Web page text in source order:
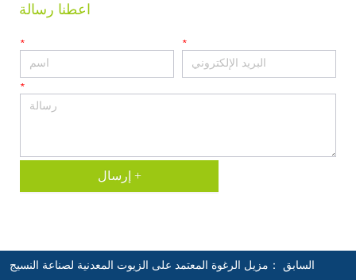
اعطنا رسالة
* *
*
إرسال +
السابق ： مزيل الرغوة المعتمد على الزيوت المعدنية لصناعة النسيج